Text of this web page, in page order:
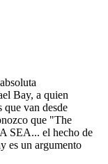
Bay, a quien
que van desde
que "The
SEA... el hecho de
es un argumento